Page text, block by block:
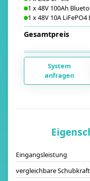
1 x48V 100Ah
1 x48V 10A
Gesamtpreis
System
anfragen
Eingangsleistung
vergleichbare Schubkraft